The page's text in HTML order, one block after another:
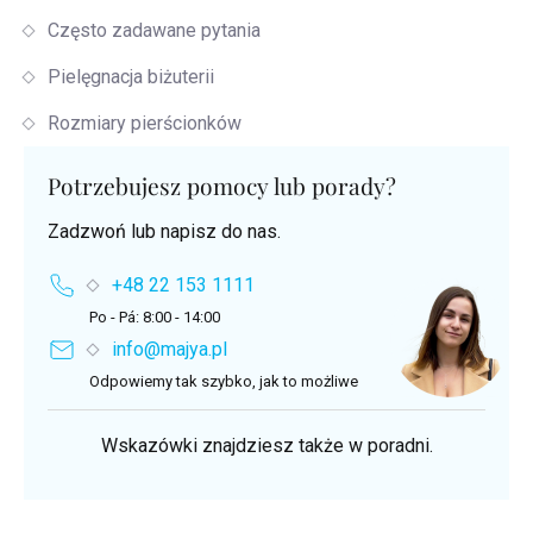
Często zadawane pytania
Pielęgnacja biżuterii
Rozmiary pierścionków
Potrzebujesz pomocy lub porady?
Zadzwoń lub napisz do nas.
+48 22 153 1111
Po - Pá: 8:00 - 14:00
info@majya.pl
Odpowiemy tak szybko, jak to możliwe
Wskazówki znajdziesz także w poradni.